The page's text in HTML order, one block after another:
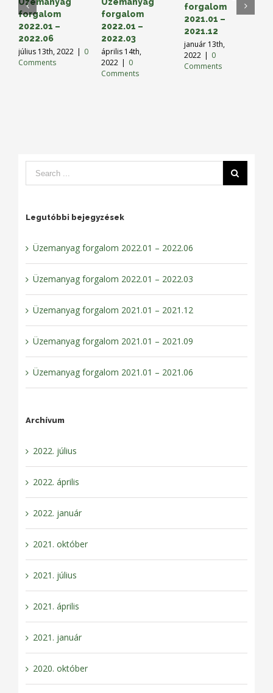
forgalom
2022.01 –
2022.06
július 13th, 2022 | 0
Comments
forgalom
2022.01 –
2022.03
április 14th,
2022 | 0
Comments
forgalom
2021.01 –
2021.12
január 13th,
2022 | 0
Comments
Legutóbbi bejegyzések
Üzemanyag forgalom 2022.01 – 2022.06
Üzemanyag forgalom 2022.01 – 2022.03
Üzemanyag forgalom 2021.01 – 2021.12
Üzemanyag forgalom 2021.01 – 2021.09
Üzemanyag forgalom 2021.01 – 2021.06
Archívum
2022. július
2022. április
2022. január
2021. október
2021. július
2021. április
2021. január
2020. október